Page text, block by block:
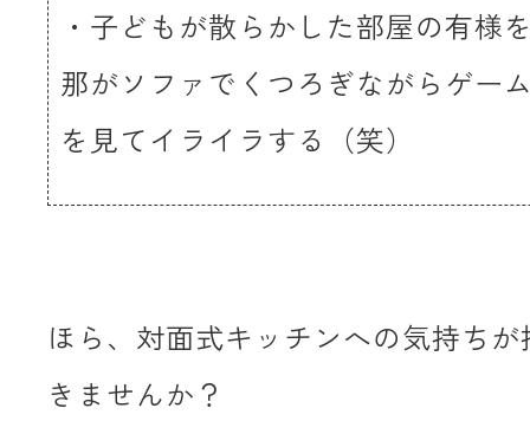
・子どもが散らかした部屋の有様
那がソファでくつろぎながらゲー
を見てイライラする（笑）
ほら、対面式キッチンへの気持ち
きませんか？